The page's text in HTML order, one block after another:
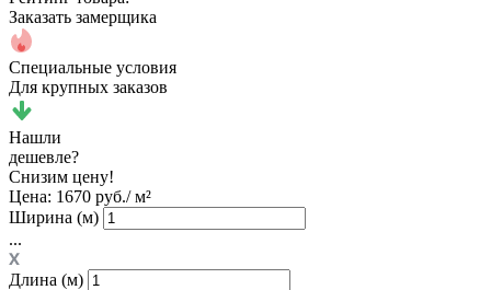
Заказать замерщика
Специальные условия
Для крупных заказов
Нашли
дешевле?
Снизим цену!
Цена: 1670 руб./ м²
Ширина (м)
...
Длина (м)